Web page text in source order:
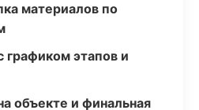
материалов по
графиком этапов и
объекте и финальная